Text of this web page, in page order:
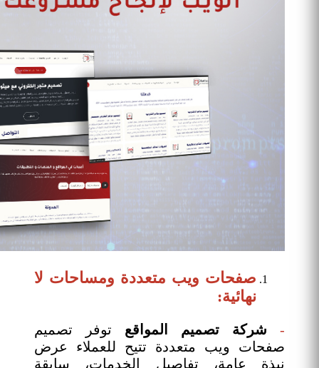
صفحات ويب متعددة ومساحات لا
نهائية:
- شركة تصميم المواقع توفر تصميم
صفحات ويب متعددة تتيح للعملاء عرض
نبذة عامة، تفاصيل الخدمات، سابقة